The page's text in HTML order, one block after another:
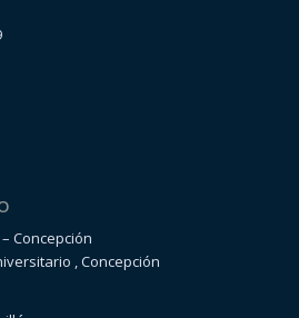
Concepción
, Concepción